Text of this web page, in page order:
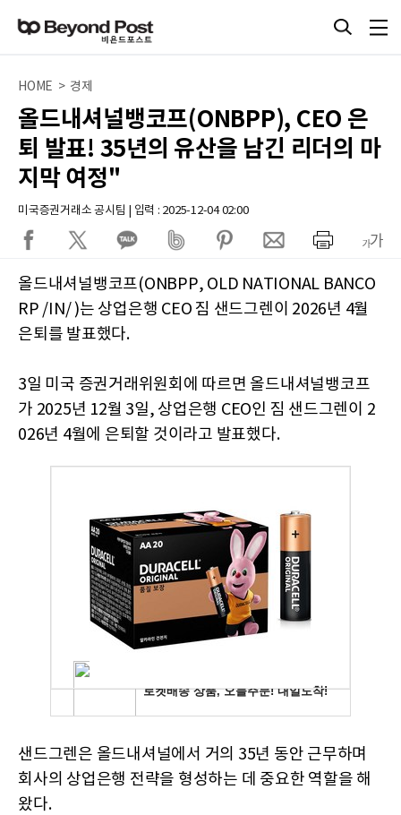
HOME > 경제
올드내셔널뱅코프(ONBPP), CEO 은
퇴 발표! 35년의 유산을 남긴 리더의 마
지막 여정"
미국증권거래소 공시팀 | 입력 : 2025-12-04 02:00
올드내셔널뱅코프(ONBPP, OLD NATIONAL BANCO
RP /IN/ )는 상업은행 CEO 짐 샌드그렌이 2026년 4월
은퇴를 발표했다.
3일 미국 증권거래위원회에 따르면 올드내셔널뱅코프
가 2025년 12월 3일, 상업은행 CEO인 짐 샌드그렌이 2
026년 4월에 은퇴할 것이라고 발표했다.
샌드그렌은 올드내셔널에서 거의 35년 동안 근무하며
회사의 상업은행 전략을 형성하는 데 중요한 역할을 해
왔다.